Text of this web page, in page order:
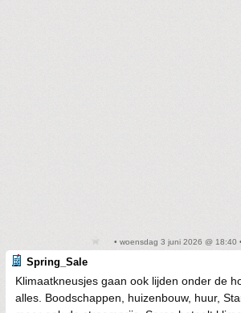
• woensdag 3 juni 2026 @ 18:40
Spring_Sale
Klimaatkneusjes gaan ook lijden onder de
alles. Boodschappen, huizenbouw, huur,